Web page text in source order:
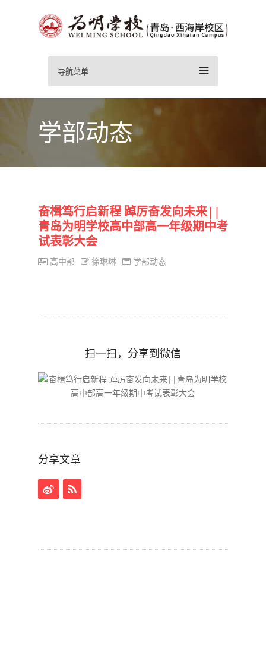
导航菜单
学部动态
奋楫笃行启新程 踔厉奋发向未来||
青岛为明学校高中部高一年级期中考
试表彰大会
高中部 徐琳琳 学部动态
扫一扫，分享到微信
分享文章